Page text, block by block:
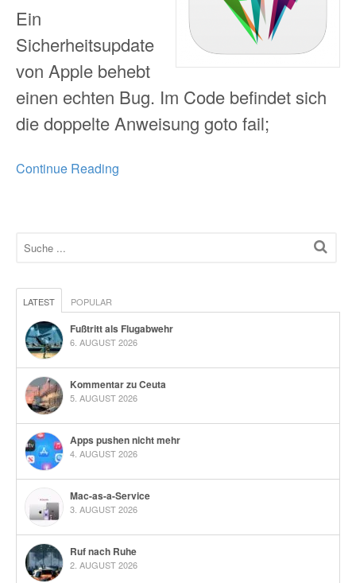
Ein
Sicherheitsupdate
von Apple behebt
einen echten Bug. Im Code befindet sich
die doppelte Anweisung goto fail;
Continue Reading
LATEST POPULAR
Fußtritt als Flugabwehr
6. AUGUST 2026
Kommentar zu Ceuta
5. AUGUST 2026
Apps pushen nicht mehr
4. AUGUST 2026
Mac-as-a-Service
3. AUGUST 2026
Ruf nach Ruhe
2. AUGUST 2026